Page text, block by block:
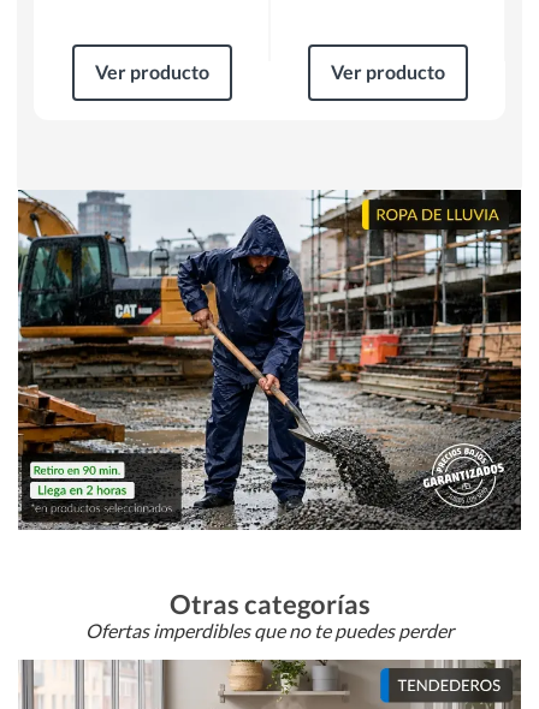
Ver producto Ver producto
Otras categorías
Ofertas imperdibles que no te puedes perder